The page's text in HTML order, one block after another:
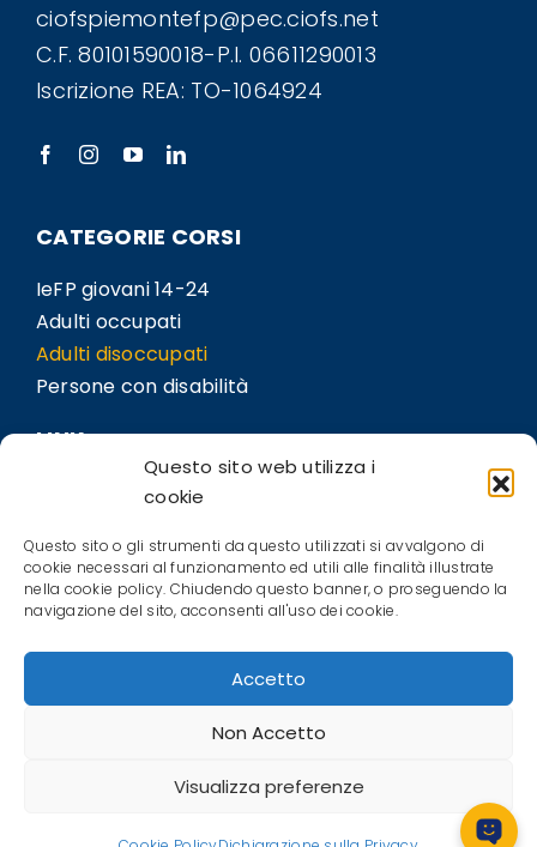
Questo sito web utilizza i
cookie
Questo sito o gli strumenti da questo utilizzati si avvalgono di
cookie necessari al funzionamento ed utili alle finalità illustrate
nella cookie policy. Chiudendo questo banner, o proseguendo la
navigazione del sito, acconsenti all'uso dei cookie.
Accetto
Non Accetto
Visualizza preferenze
ciofspiemontefp@pec.ciofs.net
C.F. 80101590018-P.I. 06611290013
Iscrizione REA: TO-1064924
CATEGORIE CORSI
IeFP giovani 14-24
Adulti occupati
Adulti disoccupati
Persone con disabilità
LINK
Contatti
POLICIES
Terms and conditions